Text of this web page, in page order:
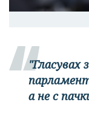
"Гласувах
а не с